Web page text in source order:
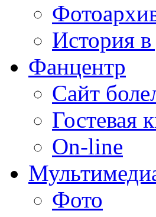
История в
Фанцентр
Сайт
Гостевая
On-line
Фото